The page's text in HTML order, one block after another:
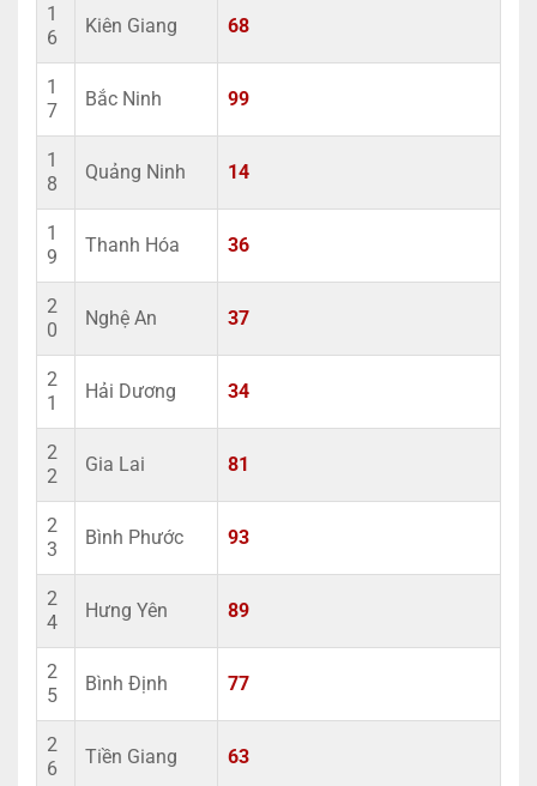
1
6
Kiên Giang 68
1
7
Bắc Ninh 99
1
8
Quảng Ninh 14
1
9
Thanh Hóa 36
2
0
Nghệ An 37
2
1
Hải Dương 34
2
2
Gia Lai 81
2
3
Bình Phước 93
2
4
Hưng Yên 89
2
5
Bình Định 77
2
6
Tiền Giang 63